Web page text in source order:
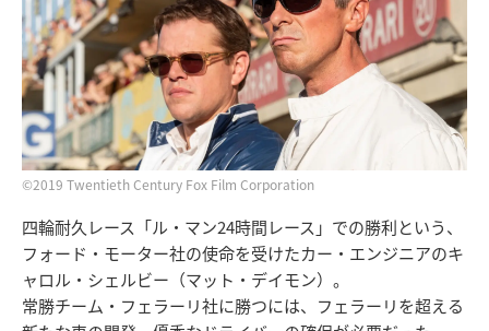
©2019 Twentieth Century Fox Film Corporation
四輪耐久レース「ル・マン24時間レース」での勝利という、
フォード・モーター社の使命を受けたカー・エンジニアのキ
ャロル・シェルビー（マット・デイモン）。
常勝チーム・フェラーリ社に勝つには、フェラーリを超える